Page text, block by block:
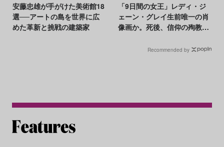
安藤忠雄が手がけた美術館18
選──アートの島を世界に広
めた革新と挑戦の建築家
「9日間の女王」レディ・ジ
ェーン・グレイ生前唯一の肖
像画か。死後、信仰の殉教者
Recommended by